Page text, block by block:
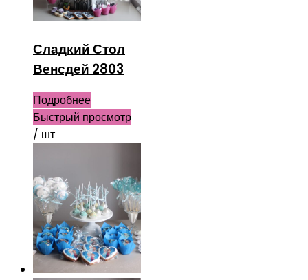
Сладкий Стол
Венсдей 2803
Подробнее
Быстрый просмотр
/ шт